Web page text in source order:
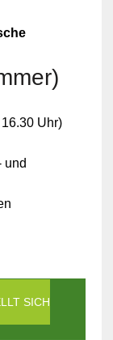
Uhr)
und
SICH